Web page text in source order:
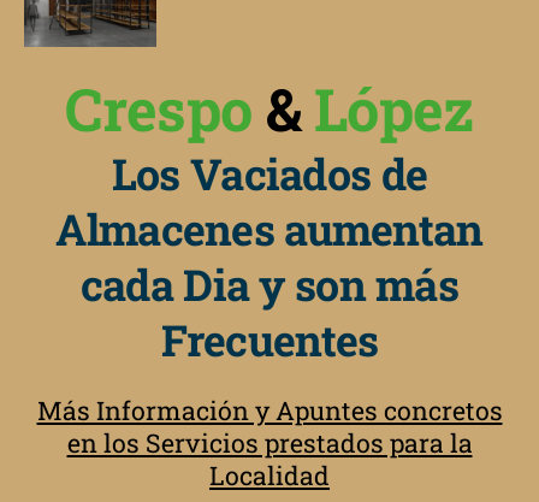
Crespo &López
Los Vaciados de
Almacenes aumentan
cada Dia y son más
Frecuentes
Más Información y Apuntes concretos
en los Servicios prestados para la
Localidad